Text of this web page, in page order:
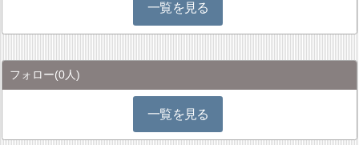
一覧を見る
フォロー(0人)
一覧を見る